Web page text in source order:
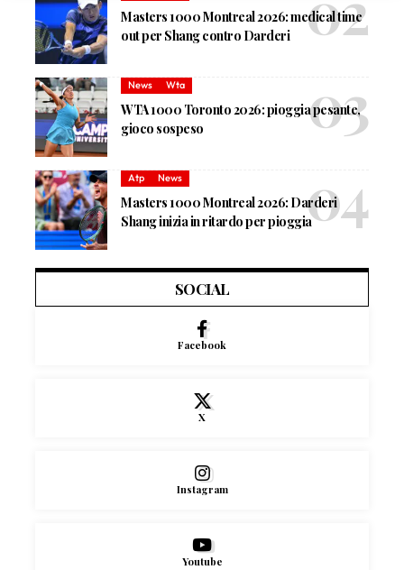
Masters 1000 Montreal 2026: medical time
out per Shang contro Darderi
News Wta
WTA 1000 Toronto 2026: pioggia pesante,
gioco sospeso
Atp News
Masters 1000 Montreal 2026: Darderi
Shang inizia in ritardo per pioggia
SOCIAL
Facebook
X
Instagram
Youtube